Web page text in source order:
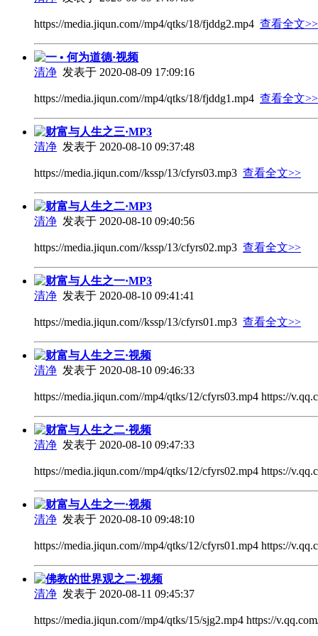
https://media.jiqun.com//mp4/qtks/18/fjddg2.mp4 查看全文>>
一 • 何为道德·视频
清净 发表于 2020-08-09 17:09:16
https://media.jiqun.com//mp4/qtks/18/fjddg1.mp4 查看全文>>
财富与人生之三·MP3
清净 发表于 2020-08-10 09:37:48
https://media.jiqun.com//kssp/13/cfyrs03.mp3 查看全文>>
财富与人生之二·MP3
清净 发表于 2020-08-10 09:40:56
https://media.jiqun.com//kssp/13/cfyrs02.mp3 查看全文>>
财富与人生之一·MP3
清净 发表于 2020-08-10 09:41:41
https://media.jiqun.com//kssp/13/cfyrs01.mp3 查看全文>>
财富与人生之三·视频
清净 发表于 2020-08-10 09:46:33
https://media.jiqun.com//mp4/qtks/12/cfyrs03.mp4 https://
财富与人生之二·视频
清净 发表于 2020-08-10 09:47:33
https://media.jiqun.com//mp4/qtks/12/cfyrs02.mp4 https://
财富与人生之一·视频
清净 发表于 2020-08-10 09:48:10
https://media.jiqun.com//mp4/qtks/12/cfyrs01.mp4 https://
佛教的世界观之二·视频
清净 发表于 2020-08-11 09:45:37
https://media.jiqun.com//mp4/qtks/15/sjg2.mp4 https://